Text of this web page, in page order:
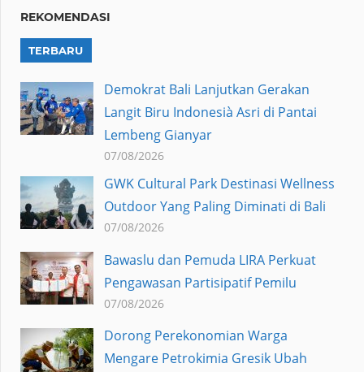
REKOMENDASI
TERBARU
Demokrat Bali Lanjutkan Gerakan
Langit Biru Indonesià Asri di Pantai
Lembeng Gianyar
07/08/2026
GWK Cultural Park Destinasi Wellness
Outdoor Yang Paling Diminati di Bali
07/08/2026
Bawaslu dan Pemuda LIRA Perkuat
Pengawasan Partisipatif Pemilu
07/08/2026
Dorong Perekonomian Warga
Mengare Petrokimia Gresik Ubah